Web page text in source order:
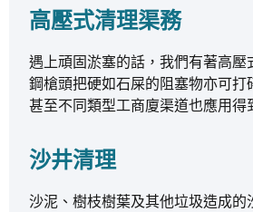
高壓式清理渠務
遇上頑固淤塞的話，我們有著高壓
鋼槍頭把硬如石屎的阻塞物亦可打
甚至不同類型工商廈渠道也應用得
沙井清理
沙泥、樹枝樹葉及其他垃圾造成的